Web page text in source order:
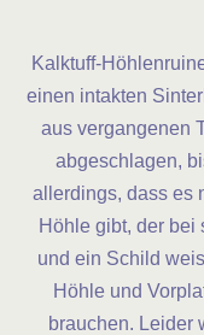
Kalktuff-
einen intakten
aus vergangenen
abgeschlagen,
allerdings, dass es
Höhle gibt, der bei
und ein Schild
Höhle und
brauchen. Leider